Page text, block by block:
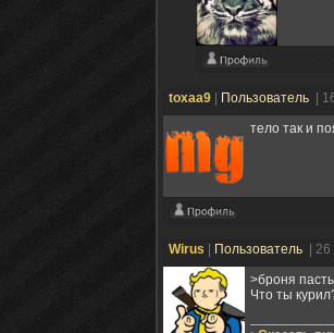
toxaa9 Пользователь
|
тело так и
Wirus Пользователь
|
>броня
Что ты